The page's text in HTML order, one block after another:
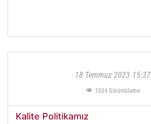
18 Temmuz 2023 15:37
1334Görüntüleme
Kalite Politikamız